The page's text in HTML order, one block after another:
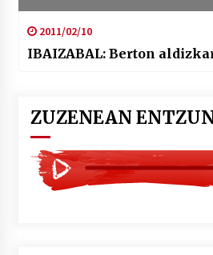
2011/02/10
IBAIZABAL: Berton
ZUZENEAN